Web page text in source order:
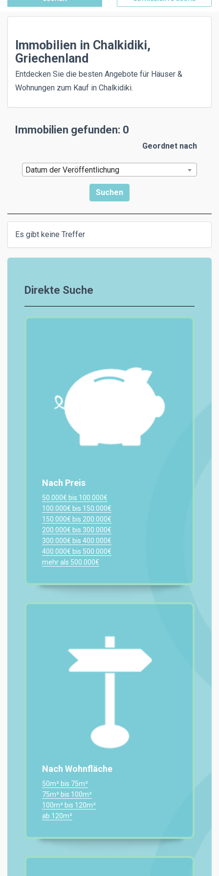
Immobilien in Chalkidiki,
Griechenland
Entdecken Sie die besten Angebote für Häuser &
Wohnungen zum Kauf in Chalkidiki.
Immobilien gefunden: 0
Geordnet nach
Datum der Veröffentlichung
Es gibt keine Treffer
Direkte Suche
Nach Preis
50.000€ bis 100.000€
100.000€ bis 150.000€
150.000€ bis 200.000€
200.000€ bis 300.000€
300.000€ bis 400.000€
400.000€ bis 500.000€
mehr als 500.000€
Nach Wohnfläche
50m² bis 75m²
75m² bis 100m²
100m² bis 120m²
ab 120m²